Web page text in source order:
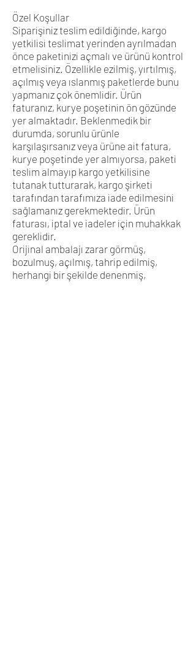
Özel Koşullar
Siparişiniz teslim edildiğinde, kargo
yetkilisi teslimat yerinden ayrılmadan
önce paketinizi açmalı ve ürünü kontrol
etmelisiniz. Özellikle ezilmiş, yırtılmış,
açılmış veya ıslanmış paketlerde bunu
yapmanız çok önemlidir. Ürün
faturanız, kurye poşetinin ön gözünde
yer almaktadır. Beklenmedik bir
durumda, sorunlu ürünle
karşılaşırsanız veya ürüne ait fatura,
kurye poşetinde yer almıyorsa, paketi
teslim almayıp kargo yetkilisine
tutanak tutturarak, kargo şirketi
tarafından tarafımıza iade edilmesini
sağlamanız gerekmektedir. Ürün
faturası, iptal ve iadeler için muhakkak
gereklidir.
Orijinal ambalajı zarar görmüş,
bozulmuş, açılmış, tahrip edilmiş,
herhangi bir şekilde denenmiş,